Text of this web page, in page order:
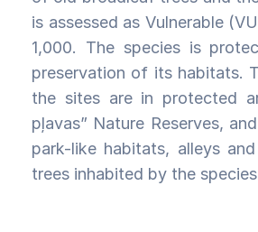
is assessed as Vulnerable
1,000. The species is
preservation of its habitats.
the sites are in protected
pļavas” Nature Reserves,
park-like habitats, alleys
trees inhabited by the